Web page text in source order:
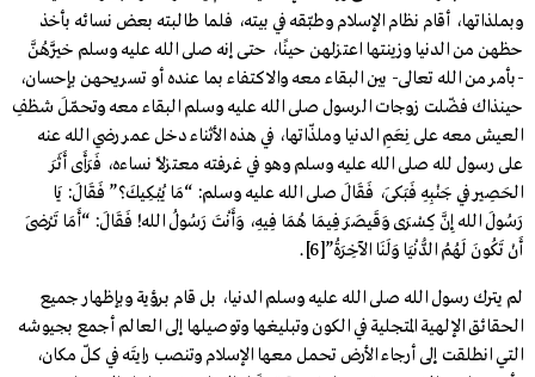
وبملذاتها، أقام نظام الإسلام وطبّقه في بيته، فلما طالبته بعض نسائه بأخذ
حظهن من الدنيا وزينتها اعتزلهن حينًا، حتى إنه صلى الله عليه وسلم خيَّرَهُنَّ
-بأمر من الله تعالى- بين البقاء معه والاكتفاء بما عنده أو تسريحهن بإحسان،
حينذاك فضّلت زوجات الرسول صلى الله عليه وسلم البقاء معه وتحمّلَ شظفِ
العيش معه على نِعَمِ الدنيا وملذّاتها، في هذه الأثناء دخل عمر رضي الله عنه
على رسول لله صلى الله عليه وسلم وهو في غرفته معتزلًا نساءه، فَرَأَى أَثَرَ
الحَصِيرِ فِي جَنْبِهِ فَبَكَى، فَقَالَ صلى الله عليه وسلم: “مَا يُبْكِيكَ؟” فَقَالَ: يَا
رَسُولَ الله إِنَّ كِسْرَى وَقَيصَرَ فِيمَا هُمَا فِيهِ، وَأَنْتَ رَسُولُ الله! فَقَالَ: “أَمَا تَرْضَى
أَنْ تَكُونَ لَهُمُ الدُّنْيَا وَلَنَا الآخِرَةُ”
.
لم يترك رسول الله صلى الله عليه وسلم الدنيا، بل قام برؤية وبإظهار جميع
الحقائق الإلهية المتجلية في الكون وتبليغها وتوصيلها إلى العالم أجمع بجيوشه
التي انطلقت إلى أرجاء الأرض تحمل معها الإسلام وتنصب رايتَه في كلّ مكان،